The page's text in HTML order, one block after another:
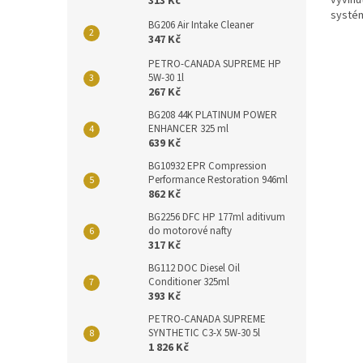
BG206 Air Intake Cleaner
347 Kč
PETRO-CANADA SUPREME HP
5W-30 1l
267 Kč
BG208 44K PLATINUM POWER
ENHANCER 325 ml
639 Kč
BG10932 EPR Compression
Performance Restoration 946ml
862 Kč
BG2256 DFC HP 177ml aditivum
do motorové nafty
317 Kč
BG112 DOC Diesel Oil
Conditioner 325ml
393 Kč
PETRO-CANADA SUPREME
SYNTHETIC C3-X 5W-30 5l
1 826 Kč